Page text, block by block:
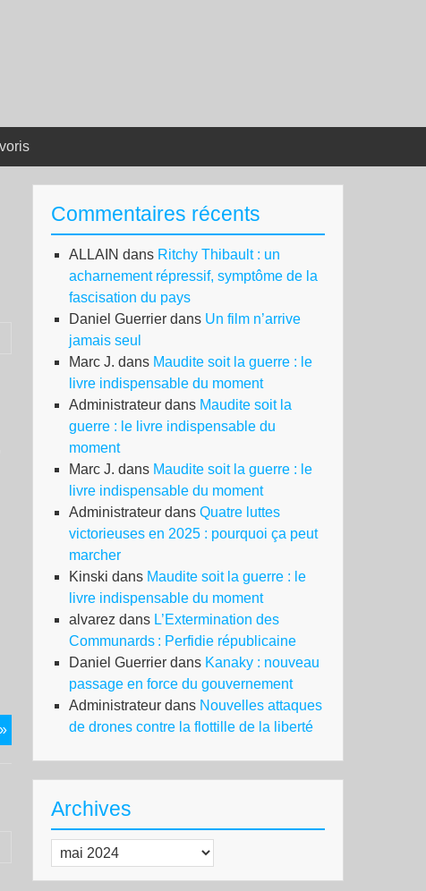
Ritchy
Thibault,
autorités,
Commentaires récents
ALLAIN dans Ritchy Thibault : un
acharnement répressif, symptôme de la
fascisation du pays
Daniel Guerrier dans Un film n’arrive
jamais seul
Marc J. dans Maudite soit la guerre : le
livre indispensable du moment
Administrateur dans Maudite soit la
guerre : le livre indispensable du
moment
Marc J. dans Maudite soit la guerre : le
livre indispensable du moment
Administrateur dans Quatre luttes
victorieuses en 2025 : pourquoi ça peut
marcher
Kinski dans Maudite soit la guerre : le
livre indispensable du moment
alvarez dans L’Extermination des
Communards : Perfidie républicaine
Daniel Guerrier dans Kanaky : nouveau
passage en force du gouvernement
Administrateur dans Nouvelles attaques
de drones contre la flottille de la liberté
Archives
Archives